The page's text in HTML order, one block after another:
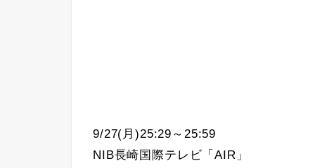
9/27(月)25:29～25:59
NIB長崎国際テレビ「AIR」